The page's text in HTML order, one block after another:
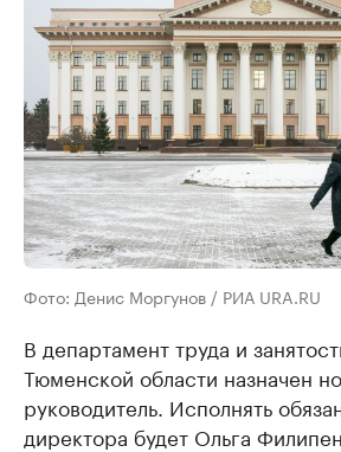
Фото: Денис Моргунов / РИА URA.RU
В департамент труда и
Тюменской области назначен
руководитель. Исполнять
директора будет Ольга